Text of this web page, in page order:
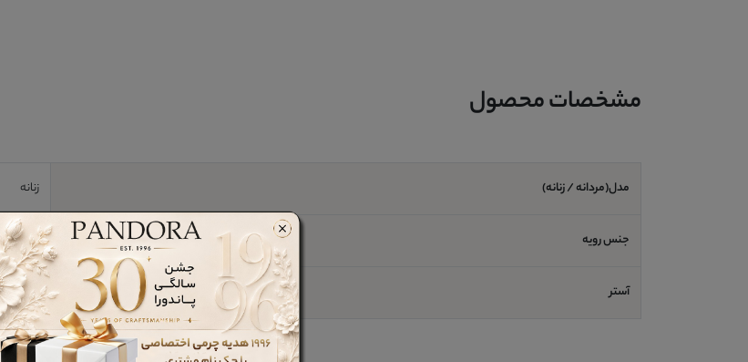
مشخصات محصول
مدل(مردانه / زنانه) زنانه
جنس رویه چرم
آستر پارچه